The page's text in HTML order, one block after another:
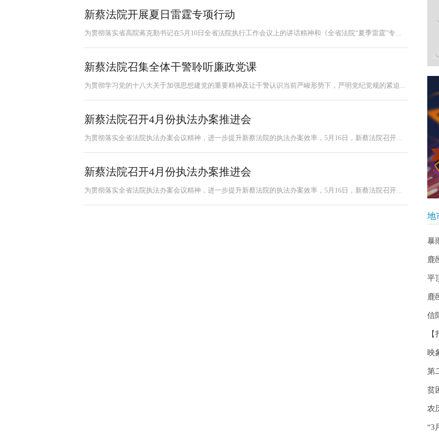
新蔡法院开展夏日雷霆专项行动
为贯彻落实省高院蒋克勤书记在5月10日全省法院执行工作会议上的讲话精神和《全省法院“夏季雷霆”专...
新蔡法院召集全体干警聆听廉政党课
为贯彻学习党的十八大关于加强思想建党的重要精神及让干警认识当前严峻形势下，严明党纪党规的紧迫...
新蔡法院召开4月份执法办案推进会
为贯彻落实全省法院执法办案会议精神，进一步提升新蔡法院的执法办案效率，5月16日，新蔡法院召开...
新蔡法院召开4月份执法办案推进会
为贯彻落实全省法院执法办案会议精神，进一步提升新蔡法院的执法办案效率，5月16日，新蔡法院召开...
地
暴
鹿
平
鹿
信
映
第
贫
农
“3